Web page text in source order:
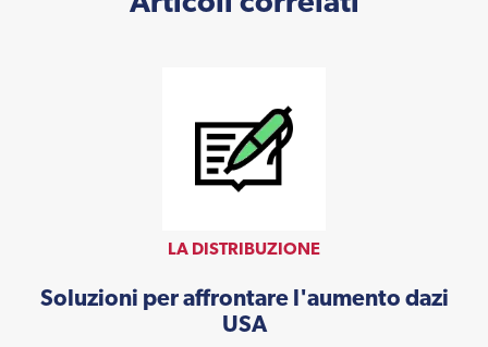
LA DISTRIBUZIONE
Soluzioni per affrontare l'aumento dazi
USA